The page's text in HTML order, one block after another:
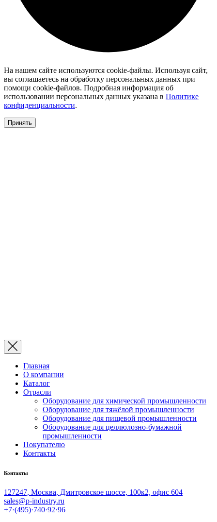
На нашем сайте используются cookie-файлы. Используя сайт,
вы соглашаетесь на обработку персональных данных при
помощи cookie-файлов. Подробная информация об
использовании персональных данных указана в Политике
конфиденциальности.
Принять
Главная
О компании
Каталог
Отрасли
Оборудование для химической промышленности
Оборудование для тяжёлой промышленности
Оборудование для пищевой промышленности
Оборудование для целлюлозно-бумажной
промышленности
Покупателю
Контакты
Контакты
127247, Москва, Дмитровское шоссе, 100к2, офис 604
sales@p-industry.ru
+7·(495)·740·92·96